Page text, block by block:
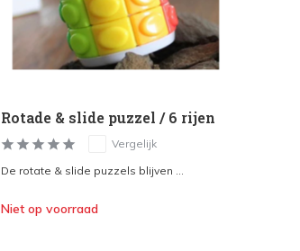
Rotade & slide puzzel / 6 rijen
Vergelijk
De rotate & slide puzzels blijven ...
Niet op voorraad